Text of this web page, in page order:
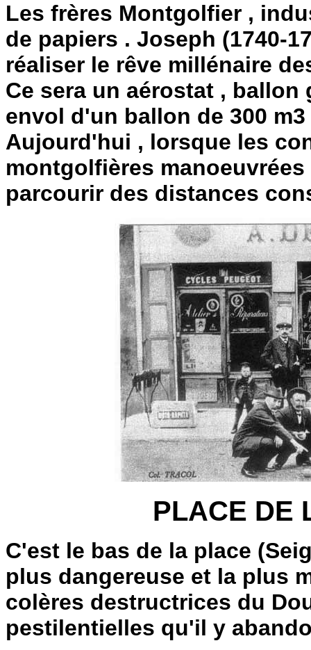
Les frères Montgolfier ,
de papiers . Joseph (1740-
réaliser le rêve millénaire
Ce sera un aérostat ,
envol d'un ballon de 300
Aujourd'hui , lorsque les
montgolfières
parcourir des distances
PLACE DE
C'est le bas de la place
plus dangereuse et la plus
colères destructrices du
pestilentielles qu'il y